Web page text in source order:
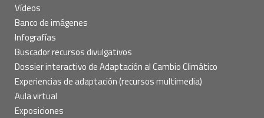
Vídeos
Banco de imágenes
Infografías
Buscador recursos divulgativos
Dossier interactivo de Adaptación al Cambio Climático
Experiencias de adaptación (recursos multimedia)
Aula virtual
Exposiciones